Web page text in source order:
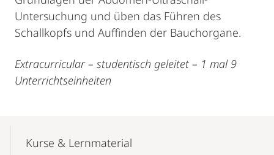
Untersuchung und üben das Führen des
Schallkopfs und Auffinden der Bauchorgane.
Extracurricular – studentisch geleitet – 1 mal 9
Unterrichtseinheiten
NavigationKurse & Lernmaterial